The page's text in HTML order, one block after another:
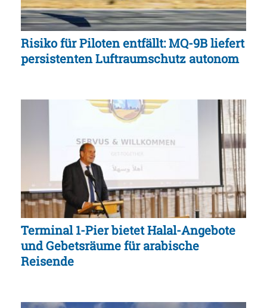
Risiko für Piloten entfällt: MQ-9B liefert
persistenten Luftraumschutz autonom
Terminal 1-Pier bietet Halal-Angebote
und Gebetsräume für arabische
Reisende